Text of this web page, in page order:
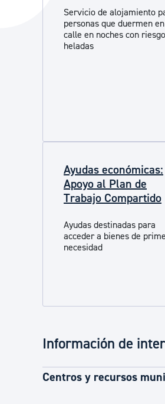
Descubre la ciudad
La ciudad futura
Servicio de alojamiento
personas que duermen
calle en noches con
heladas
Ayudas económicas:
Apoyo al Plan de
Trabajo Compartido
Ayudas destinadas para
acceder a bienes de
necesidad
Información de
Centros y recursos